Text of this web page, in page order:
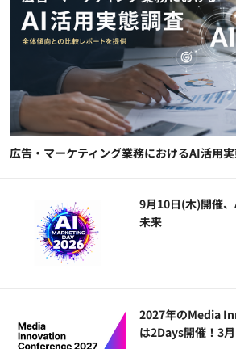
広告・マーケティング業務におけるAI活用
9月10日(木)開催
未来
2027年のMedia
は2Days開催！3